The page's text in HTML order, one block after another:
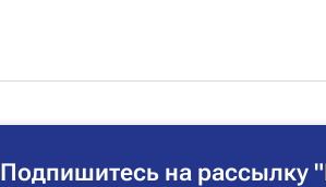
Подпишитесь на рассылку